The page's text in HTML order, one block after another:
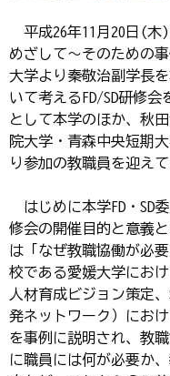
平成26年11月20日(木
めざして～そのための
大学より秦敬治副学長
いて考えるFD/SD研修
として本学のほか、秋
院大学・青森中央短期
り参加の教職員を迎え
はじめに本学FD・SD
修会の開催目的と意義
は「なぜ教職協働が必
校である愛媛大学にお
人材育成ビジョン策定
発ネットワーク）にお
を事例に説明され、教
に職員には何が必要か